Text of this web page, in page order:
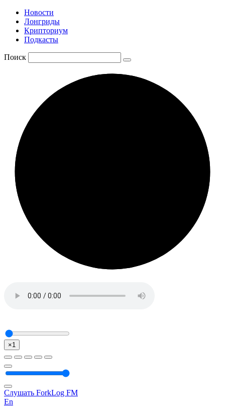
Новости
Лонгриды
Крипториум
Подкасты
Поиск
×1
Слушать ForkLog FM
En